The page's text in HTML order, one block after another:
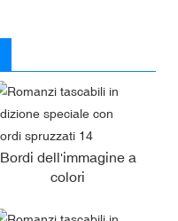
Bordi dell'immagine a
colori